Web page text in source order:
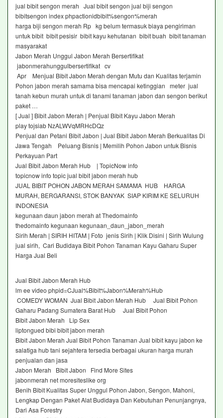
jual bibit sengon merah Jual bibit sengon jual biji sengon
bibitsengon index phpactionidbibit%sengon%merah
harga biji sengon merah Rp kg belum termasuk biaya pengiriman
untuk bibit bibit pesisir bibit kayu kehutanan bibit buah bibit tanaman
masyarakat
Jabon Merah Unggul Jabon Merah Bersertifikat
jabonmerahunggulbersertifikat cv
Apr Menjual Bibit Jabon Merah dengan Mutu dan Kualitas terjamin
Pohon jabon merah samama bisa mencapai ketinggian meter jual
tanah kebun murah untuk di tanami tanaman jabon dan sengon berikut
paket …
[ Jual ] Bibit Jabon Merah | Penjual Bibit Kayu Jabon Merah
play tojsiab NzALWVqMRHcDQz
Penjual dan Petani Bibit Jabon | Jual Bibit Jabon Merah Berkualitas Di
Jawa Tengah Peluang Bisnis | Memilih Pohon Jabon untuk Bisnis
Perkayuan Part
Jual Bibit Jabon Merah Hub | TopicNow info
topicnow info topic jual bibit jabon merah hub
JUAL BIBIT POHON JABON MERAH SAMAMA HUB HARGA
MURAH, BERGARANSI, STOK BANYAK SIAP KIRIM KE SELURUH
INDONESIA
kegunaan daun jabon merah at Thedomainfo
thedomainfo kegunaan kegunaan_daun_jabon_merah
Sirih Merah | SIRIH HITAM | Foto jenis Sirih | Klik Disini | Sirih Wulung
jual sirih, Cari Budidaya Bibit Pohon Tanaman Kayu Gaharu Super
Harga Jual Beli
Jual Bibit Jabon Merah Hub
lm ee video phpid=CJual%Bibit%Jabon%Merah%Hub
COMEDY WOMAN Jual Bibit Jabon Merah Hub Jual Bibit Pohon
Gaharu Padang Sumatera Barat Hub Jual Bibit Pohon
Bibit Jabon Merah Lip Sex
liptongued bibi bibit jabon merah
Bibit Jabon Merah Jual Bibit Pohon Tanaman Jual bibit kayu jabon ke
salatiga hub tani sejahtera tersedia berbagai ukuran harga murah
penjualan dan jasa
Jabon Merah Bibit Jabon Find More Sites
jabonmerah net moresiteslike org
Benih Bibit Kualitas Super Unggul Pohon Jabon, Sengon, Mahoni,
Lengkap Dengan Paket Alat Budidaya Dan Kebutuhan Penunjangnya,
Dari Asa Forestry